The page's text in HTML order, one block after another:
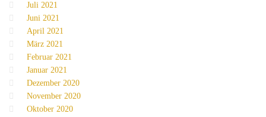
Juli 2021
Juni 2021
April 2021
März 2021
Februar 2021
Januar 2021
Dezember 2020
November 2020
Oktober 2020